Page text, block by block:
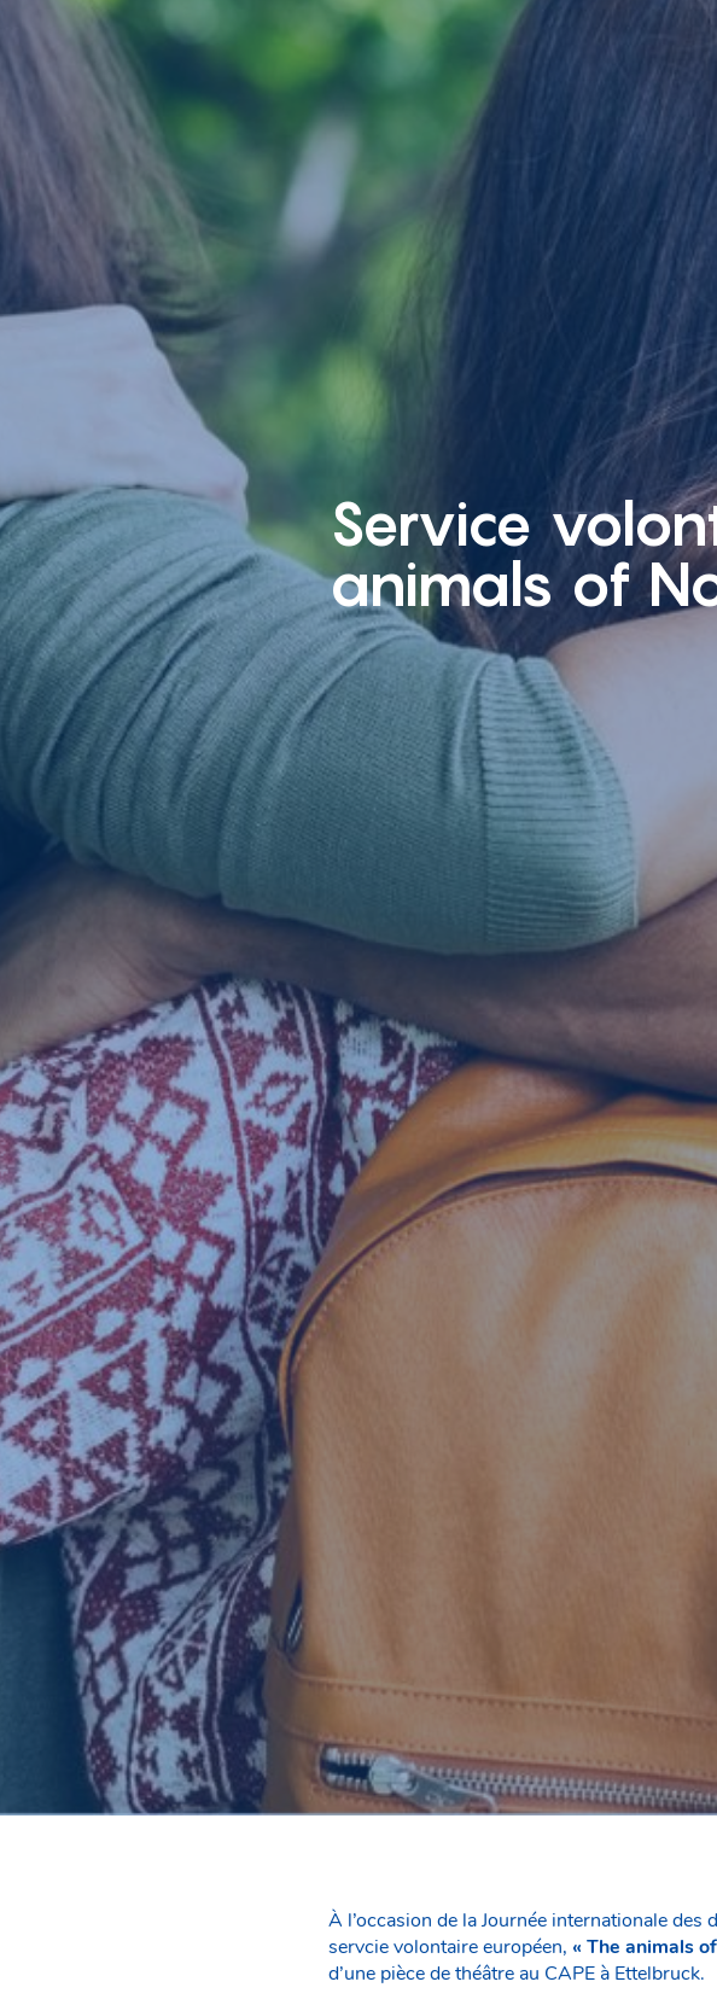
Service
animals of
À l’occasion de la Journée internationale
servcie volontaire européen, « The animals
d’une pièce de théâtre au CAPE à Ettelbruck.